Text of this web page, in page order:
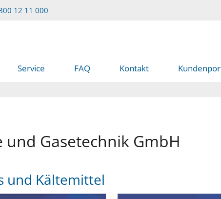
12 11 000
Service FAQ Kontakt
und Gasetechnik GmbH
und Kältemittel